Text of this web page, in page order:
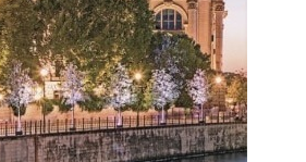
K
T
I
O
N
M
I
S
O
P
E
R
I
N